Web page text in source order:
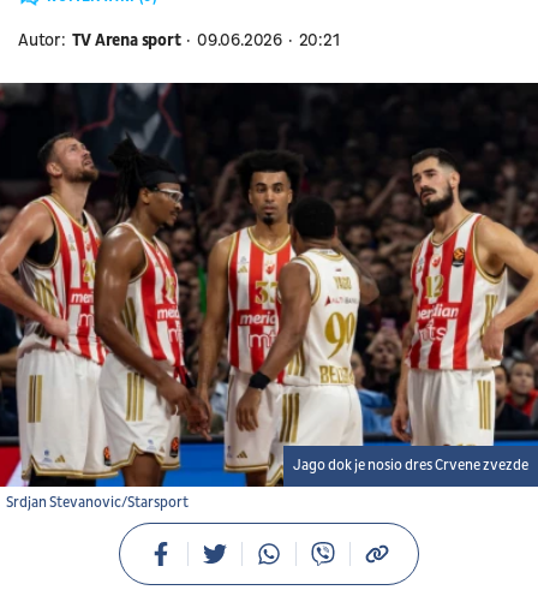
Autor: TV Arena sport 09.06.2026 20:21
Srdjan Stevanovic/Starsport
Jago dok je nosio dres Crvene zvezde